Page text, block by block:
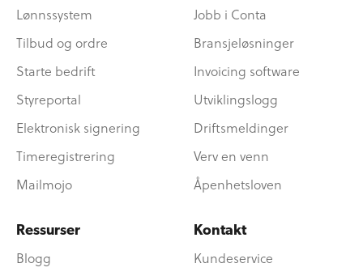
Lønnssystem
Tilbud og ordre
Starte bedrift
Styreportal
Elektronisk signering
Timeregistrering
Mailmojo
Jobb i Conta
Bransjeløsninger
Invoicing software
Utviklingslogg
Driftsmeldinger
Verv en venn
Åpenhetsloven
Ressurser
Blogg
Kontakt
Kundeservice